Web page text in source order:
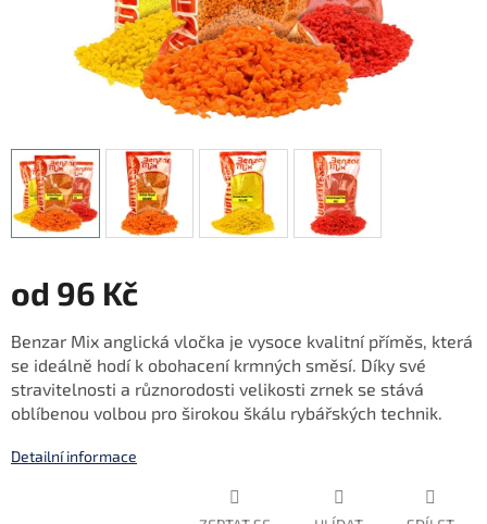
od 96 Kč
cena:
Benzar Mix anglická vločka je vysoce kvalitní příměs, která
se ideálně hodí k obohacení krmných směsí. Díky své
stravitelnosti a různorodosti velikosti zrnek se stává
oblíbenou volbou pro širokou škálu rybářských technik.
Detailní informace